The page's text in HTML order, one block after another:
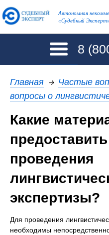
Автономная
«Судебный Эксперт»
8
Главная → Частые
вопросы о
Какие
проведения
экспертизы?
Для проведения
необходимы